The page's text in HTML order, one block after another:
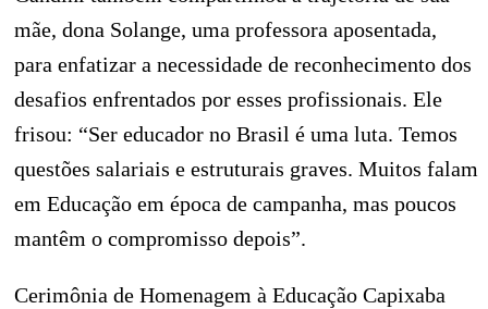
mãe, dona Solange, uma professora aposentada,
para enfatizar a necessidade de reconhecimento dos
desafios enfrentados por esses profissionais. Ele
frisou: “Ser educador no Brasil é uma luta. Temos
questões salariais e estruturais graves. Muitos falam
em Educação em época de campanha, mas poucos
mantêm o compromisso depois”.
Cerimônia de Homenagem à Educação Capixaba